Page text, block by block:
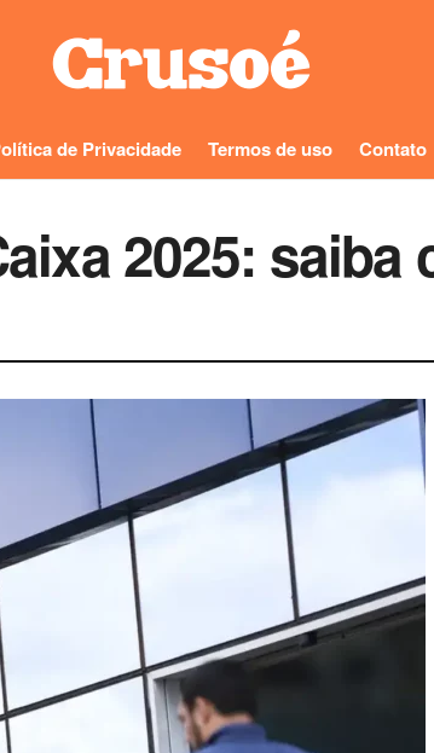
de Privacidade Termos de uso Contato
2025: